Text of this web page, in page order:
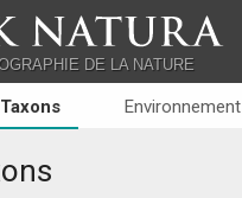
NATURA
DE LA NATURE
Taxons Environnement